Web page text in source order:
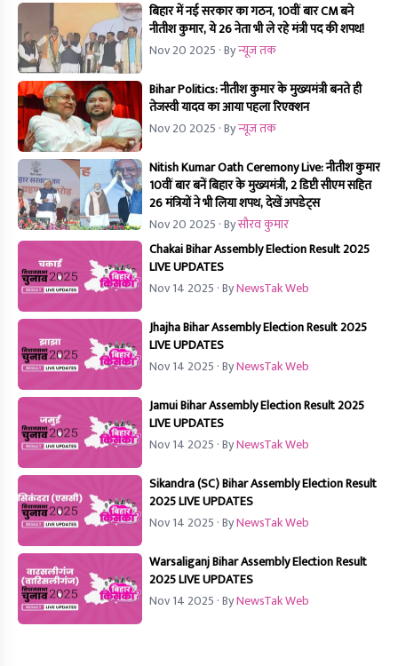
बिहार में नई सरकार का गठन, 10वीं बार CM बने
नीतीश कुमार, ये 26 नेता भी ले रहे मंत्री पद की शपथ!
Nov 20 2025 · Byन्यूज तक
Bihar Politics: नीतीश कुमार के मुख्यमंत्री बनते ही
तेजस्वी यादव का आया पहला रिएक्शन
Nov 20 2025 · Byन्यूज तक
Nitish Kumar Oath Ceremony Live: नीतीश कुमार
10वीं बार बनें बिहार के मुख्यमंत्री, 2 डिप्टी सीएम सहित
26 मंत्रियों ने भी लिया शपथ, देखें अपडेट्स
Nov 20 2025 · Byसौरव कुमार
Chakai Bihar Assembly Election Result 2025
LIVE UPDATES
Nov 14 2025 · ByNewsTak Web
Jhajha Bihar Assembly Election Result 2025
LIVE UPDATES
Nov 14 2025 · ByNewsTak Web
Jamui Bihar Assembly Election Result 2025
LIVE UPDATES
Nov 14 2025 · ByNewsTak Web
Sikandra (SC) Bihar Assembly Election Result
2025 LIVE UPDATES
Nov 14 2025 · ByNewsTak Web
Warsaliganj Bihar Assembly Election Result
2025 LIVE UPDATES
Nov 14 2025 · ByNewsTak Web